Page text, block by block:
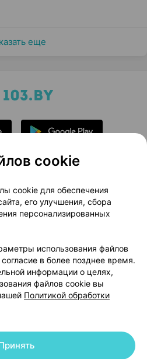
еще
Новости проекта
Медицинский маркетинг
Доставка
Вакансии
Партнеры
103.by
в поддержку
настройки Cookie
| 220012, Республика Беларусь,
cookie
cookie для обеспечения
его улучшения, сбора
персонализированных
использования файлов
в более позднее время.
информации о целях,
файлов cookie вы
Политикой обработки